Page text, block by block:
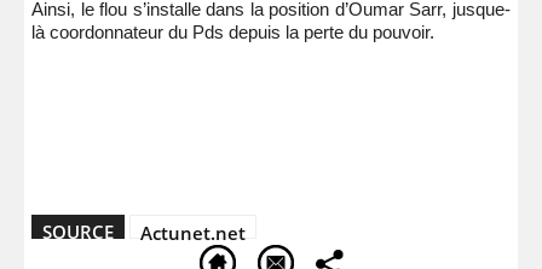
Ainsi, le flou s’installe dans la position d’Oumar Sarr, jusque-
là coordonnateur du Pds depuis la perte du pouvoir.
SOURCE Actunet.net